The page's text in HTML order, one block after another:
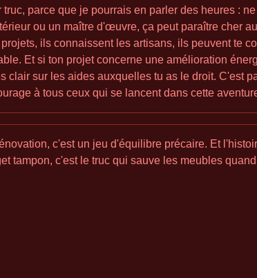
parce que je pourrais en parler des heures :
ou un maître d'œuvre, ça peut paraître cher
ils connaissent les artisans, ils peuvent te
Et si ton projet concerne une amélioration
clair sur les aides auxquelles tu as le droit. C'est
à tous ceux qui se lancent dans cette
c'est un jeu d'équilibre précaire. Et
tampon, c'est le truc qui sauve les meubles